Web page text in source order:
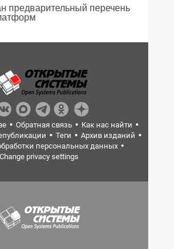
предварительный перечень
Обратная связь
Как нас найти
Теги
Архив изданий
персональных данных
Change privacy settings